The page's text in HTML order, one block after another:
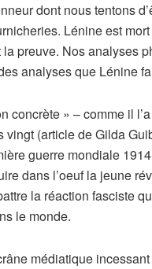
dont nous tentons
Lénine est
preuve. Nos analyses
analyses que Lénine
concrète » – comme il
(article de Gilda
guerre mondiale
dans l’oeuf la jeune
la réaction fasciste
le monde.
médiatique